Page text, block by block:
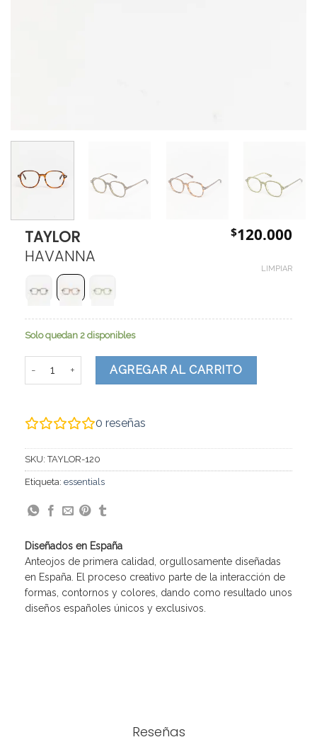
TAYLOR
HAVANNA
$120.000
LIMPIAR
Solo quedan 2 disponibles
AGREGAR AL CARRITO
0 reseñas
SKU:TAYLOR-120
Etiqueta: essentials
Diseñados en España
Anteojos de primera calidad, orgullosamente diseñadas
en España. El proceso creativo parte de la interacción de
formas, contornos y colores, dando como resultado unos
diseños españoles únicos y exclusivos.
Reseñas